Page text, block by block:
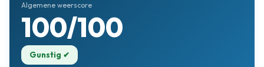
Algemene weerscore
100/100
Gunstig ✔